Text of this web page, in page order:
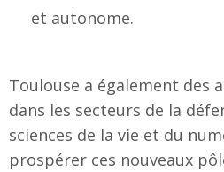
et autonome.
Toulouse a également des
dans les secteurs de la
sciences de la vie et du
prospérer ces nouveaux